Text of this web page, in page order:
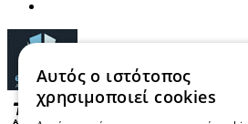
Αυτός ο ιστότοπος
χρησιμοποιεί cookies